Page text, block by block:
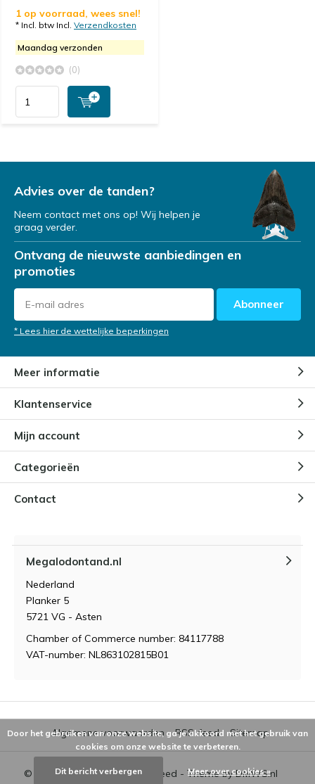
1 op voorraad, wees snel!
* Incl. btw Incl. Verzendkosten
Maandag verzonden
(0)
Advies over de tanden?
Neem contact met ons op! Wij helpen je
graag verder.
Ontvang de nieuwste aanbiedingen en
promoties
Abonneer
* Lees hier de wettelijke beperkingen
Meer informatie
Klantenservice
Mijn account
Categorieën
Contact
Megalodontand.nl
Nederland
Planker 5
5721 VG - Asten
Chamber of Commerce number: 84117788
VAT-number: NL863102815B01
© 2026 - Powered byLightspeed - Theme byDMWS.nl
Algemene voorwaarden RSS-feed Sitemap
Door het gebruiken van onze website, ga je akkoord met het gebruik van
cookies om onze website te verbeteren.
Dit bericht verbergen Meer over cookies »